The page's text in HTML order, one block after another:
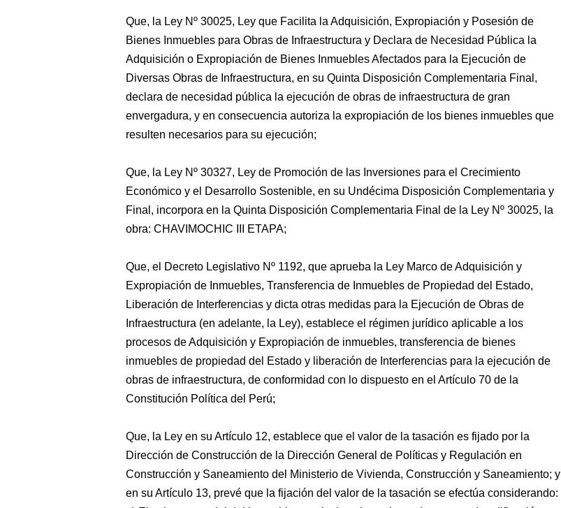
Que, la Ley Nº 30025, Ley que Facilita la Adquisición, Expropiación y Posesión de
Bienes Inmuebles para Obras de Infraestructura y Declara de Necesidad Pública la
Adquisición o Expropiación de Bienes Inmuebles Afectados para la Ejecución de
Diversas Obras de Infraestructura, en su Quinta Disposición Complementaria Final,
declara de necesidad pública la ejecución de obras de infraestructura de gran
envergadura, y en consecuencia autoriza la expropiación de los bienes inmuebles que
resulten necesarios para su ejecución;
Que, la Ley Nº 30327, Ley de Promoción de las Inversiones para el Crecimiento
Económico y el Desarrollo Sostenible, en su Undécima Disposición Complementaria y
Final, incorpora en la Quinta Disposición Complementaria Final de la Ley Nº 30025, la
obra: CHAVIMOCHIC III ETAPA;
Que, el Decreto Legislativo Nº 1192, que aprueba la Ley Marco de Adquisición y
Expropiación de Inmuebles, Transferencia de Inmuebles de Propiedad del Estado,
Liberación de Interferencias y dicta otras medidas para la Ejecución de Obras de
Infraestructura (en adelante, la Ley), establece el régimen jurídico aplicable a los
procesos de Adquisición y Expropiación de inmuebles, transferencia de bienes
inmuebles de propiedad del Estado y liberación de Interferencias para la ejecución de
obras de infraestructura, de conformidad con lo dispuesto en el Artículo 70 de la
Constitución Política del Perú;
Que, la Ley en su Artículo 12, establece que el valor de la tasación es fijado por la
Dirección de Construcción de la Dirección General de Políticas y Regulación en
Construcción y Saneamiento del Ministerio de Vivienda, Construcción y Saneamiento; y
en su Artículo 13, prevé que la fijación del valor de la tasación se efectúa considerando: